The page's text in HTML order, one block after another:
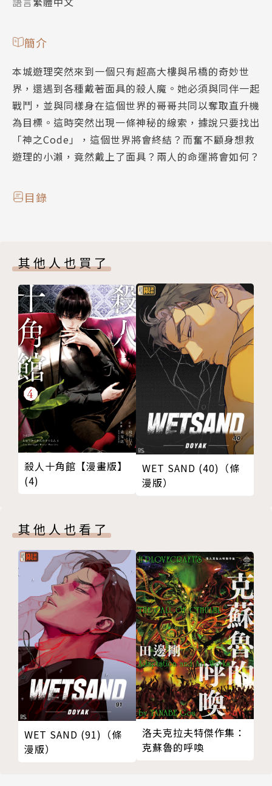
簡介
本城遊理突然來到一個只有超高大樓與吊橋的奇妙世
界，還遇到各種戴著面具的殺人魔。她必須與同伴一起
戰鬥，並與同樣身在這個世界的哥哥共同以奪取直升機
為目標。這時突然出現一條神秘的線索，據說只要找出
「神之Code」，這個世界將會終結？而奮不顧身想救
遊理的小瀨，竟然戴上了面具？兩人的命運將會如何？
目錄
其他人也買了
殺人十角館【漫畫版】
(4)
WET SAND (40)（條
漫版）
其他人也看了
WET SAND (91)（條
漫版）
洛夫克拉夫特傑作集：
克蘇魯的呼喚